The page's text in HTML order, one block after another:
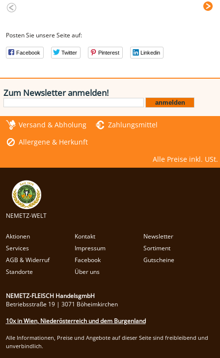
Posten Sie unsere Seite auf:
Facebook Twitter Pinterest Linkedin
Zum Newsletter anmelden!
Versand & Abholung
Zahlungsmittel
Allergene & Herkunft
Alle Preise inkl. USt.
NEMETZ-WELT
Aktionen Kontakt
Newsletter
Services
Impressum
Sortiment
AGB & Widerruf
Facebook
Gutscheine
Standorte
Über uns
NEMETZ-FLEISCH HandelsgmbH
Betriebsstraße 19 | 3071 Böheimkirchen
10x in Wien, Niederösterreich und dem Burgenland
Alle Informationen, Preise und Angebote auf dieser Seite sind freibleibend und
unverbindlich.